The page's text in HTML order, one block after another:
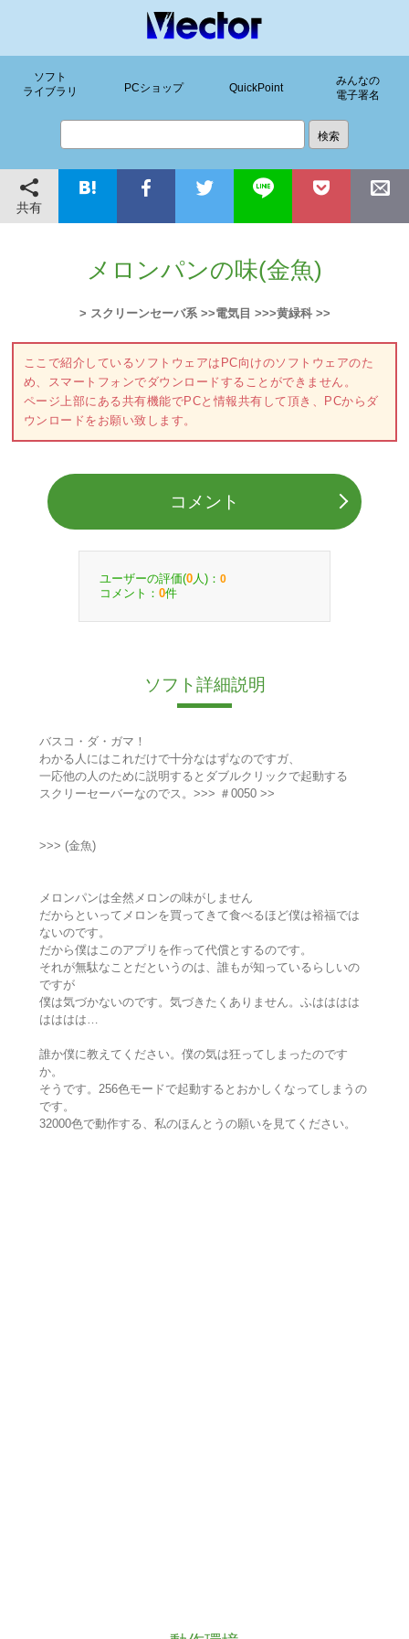
ソフト
ライブラリ
PCショップ QuickPoint
みんなの
電子署名
共有
メロンパンの味(金魚)
> スクリーンセーバ系 >>電気目 >>>黄緑科 >>
ここで紹介しているソフトウェアはPC向けのソフトウェアのた
め、スマートフォンでダウンロードすることができません。
ページ上部にある共有機能でPCと情報共有して頂き、PCからダ
ウンロードをお願い致します。
コメント
ユーザーの評価(0 人)： 0
コメント： 0件
ソフト詳細説明
バスコ・ダ・ガマ！
わかる人にはこれだけで十分なはずなのですガ、
一応他の人のために説明するとダブルクリックで起動する
スクリーセーバーなのでス。>>> ＃0050 >>
>>> (金魚)
メロンパンは全然メロンの味がしません
だからといってメロンを買ってきて食べるほど僕は裕福では
ないのです。
だから僕はこのアプリを作って代償とするのです。
それが無駄なことだというのは、誰もが知っているらしいの
ですが
僕は気づかないのです。気づきたくありません。ふはははは
はははは…
誰か僕に教えてください。僕の気は狂ってしまったのです
か。
そうです。256色モードで起動するとおかしくなってしまうの
です。
32000色で動作する、私のほんとうの願いを見てください。